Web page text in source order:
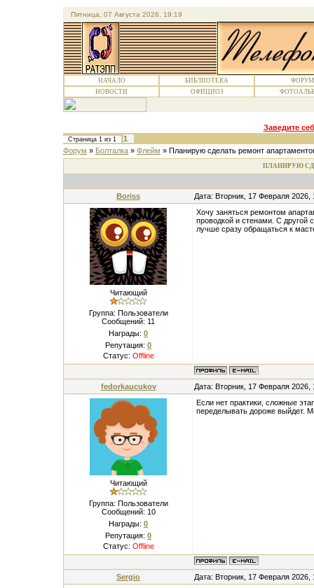
Пятница, 07 Августа 2026, 19:19
НАЧАЛО БИБЛИОТЕКА
ФОРУМ
НОВОСТИ
ОФИЦИОЗ
Заведите
Страница 1 из 1
1
Форум » Болталка » Флейм » Планирую сделать ремонт
ПЛАНИРУЮ
Boriss Дата: Вторник, 17 Февраля
Читающий
Группа: Пользователи
Сообщений: 11
Награды: 0
Репутация: 0
Статус: Offline
Хочу заняться ремонтом
проводкой и стенами. С другой
лучше сразу обращаться к
fedorkaucukov Дата: Вторник, 17 Февраля
Читающий
Группа: Пользователи
Сообщений: 10
Награды: 0
Репутация: 0
Статус: Offline
Если нет практики, сложные
переделывать дороже выйдет.
Sergio Дата: Вторник, 17 Февраля